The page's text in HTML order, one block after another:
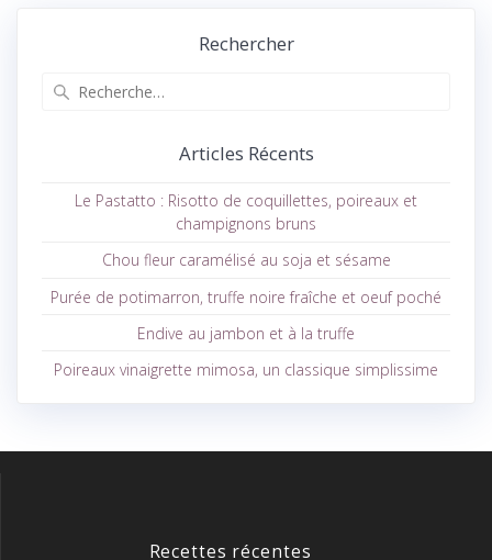
Rechercher
Articles Récents
Le Pastatto : Risotto de coquillettes, poireaux et
champignons bruns
Chou fleur caramélisé au soja et sésame
Purée de potimarron, truffe noire fraîche et oeuf poché
Endive au jambon et à la truffe
Poireaux vinaigrette mimosa, un classique simplissime
Recettes récentes